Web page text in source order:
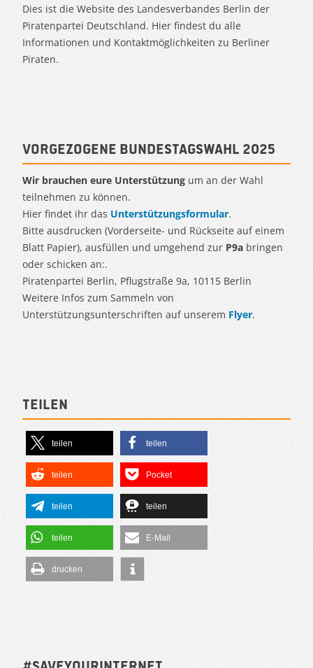
Dies ist die Website des Landesverbandes Berlin der
Piratenpartei Deutschland. Hier findest du alle
Informationen und Kontaktmöglichkeiten zu Berliner
Piraten.
Vorgezogene Bundestagswahl 2025
Wir brauchen eure Unterstützung um an der Wahl
teilnehmen zu können.
Hier findet ihr das Unterstützungsformular.
Bitte ausdrucken (Vorderseite- und Rückseite auf einem
Blatt Papier), ausfüllen und umgehend zur P9a bringen
oder schicken an:.
Piratenpartei Berlin, Pflugstraße 9a, 10115 Berlin
Weitere Infos zum Sammeln von
Unterstützungsunterschriften auf unserem Flyer.
Teilen
teilen teilen
teilen Pocket
teilen teilen
teilen E-Mail
drucken